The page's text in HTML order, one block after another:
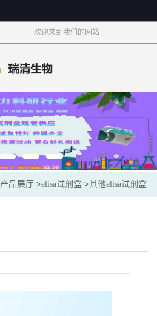
欢迎来到我们的网站
产品展厅 >elisa试剂盒 >其他elisa试剂盒